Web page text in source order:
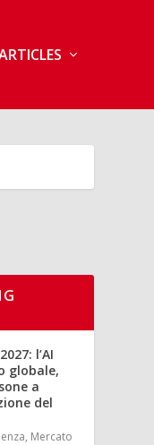
l’AI
globale,
a
del
, Mercato